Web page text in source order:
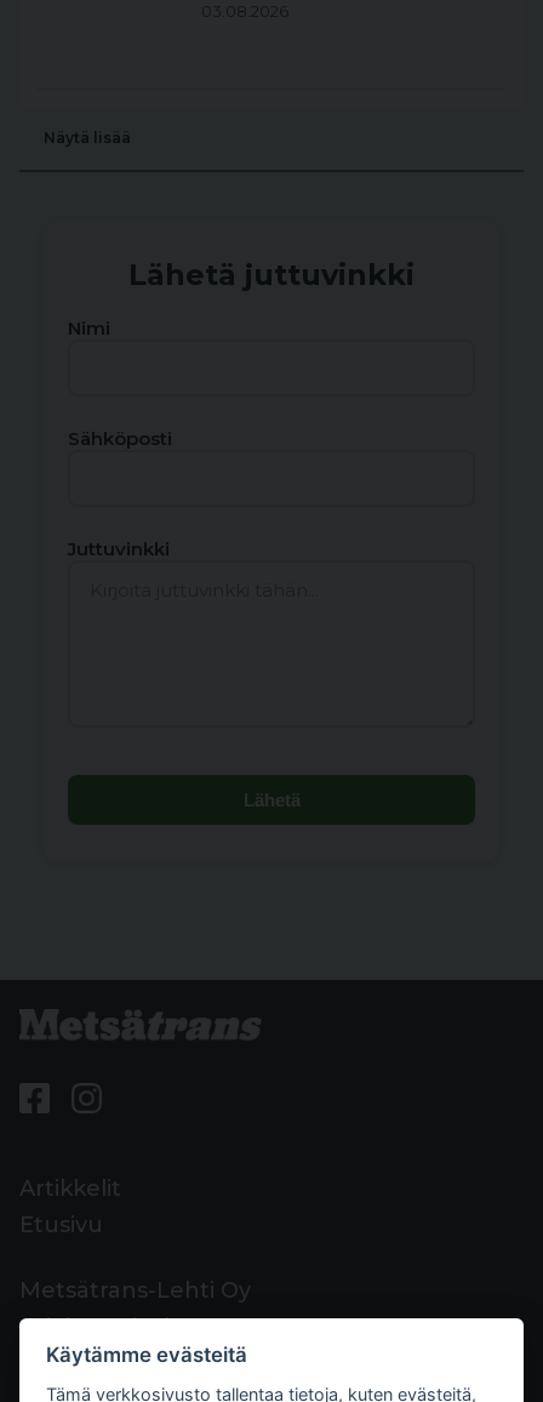
03.08.2026
Näytä lisää
Lähetä juttuvinkki
Nimi
Sähköposti
Juttuvinkki
Lähetä
Artikkelit
Etusivu
Metsätrans-Lehti Oy
Asiakaspalvelu
Yhteystiedot
Käytämme evästeitä
Tämä verkkosivusto tallentaa tietoja, kuten evästeitä,